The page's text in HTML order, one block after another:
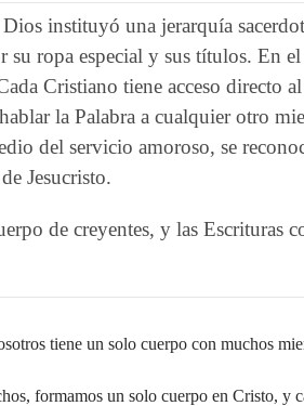
instituyó una jerarquía
su ropa especial y sus títulos. En
Cristiano tiene acceso directo
la Palabra a cualquier otro
del servicio amoroso, se
Jesucristo.
de creyentes, y las Escrituras
tiene un solo cuerpo con muchos
formamos un solo cuerpo en Cristo, y